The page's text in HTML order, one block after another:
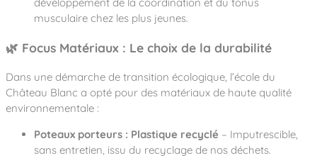
musculaire chez les plus jeunes.
🌿 Focus Matériaux : Le choix de la durabilité
Dans une démarche de transition écologique, l’école du
Château Blanc a opté pour des matériaux de haute qualité
environnementale :
Poteaux porteurs : Plastique recyclé – Imputrescible,
sans entretien, issu du recyclage de nos déchets.